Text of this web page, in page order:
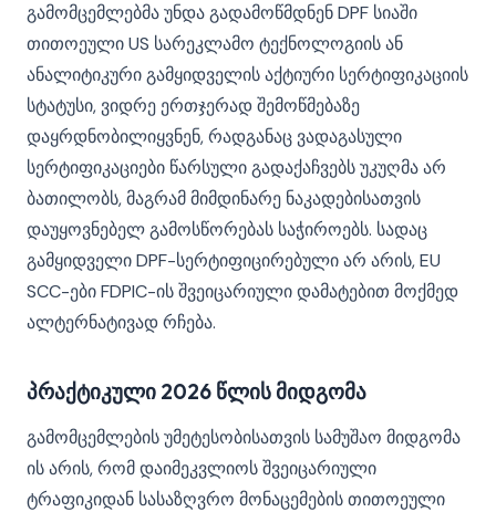
გამომცემლებმა უნდა გადამოწმდნენ DPF სიაში
თითოეული US სარეკლამო ტექნოლოგიის ან
ანალიტიკური გამყიდველის აქტიური სერტიფიკაციის
სტატუსი, ვიდრე ერთჯერად შემოწმებაზე
დაყრდნობილიყვნენ, რადგანაც ვადაგასული
სერტიფიკაციები წარსული გადაქაჩვებს უკუღმა არ
ბათილობს, მაგრამ მიმდინარე ნაკადებისათვის
დაუყოვნებელ გამოსწორებას საჭიროებს. სადაც
გამყიდველი DPF-სერტიფიცირებული არ არის, EU
SCC-ები FDPIC-ის შვეიცარიული დამატებით მოქმედ
ალტერნატივად რჩება.
პრაქტიკული 2026 წლის მიდგომა
გამომცემლების უმეტესობისათვის სამუშაო მიდგომა
ის არის, რომ დაიმეკვლიოს შვეიცარიული
ტრაფიკიდან სასაზღვრო მონაცემების თითოეული